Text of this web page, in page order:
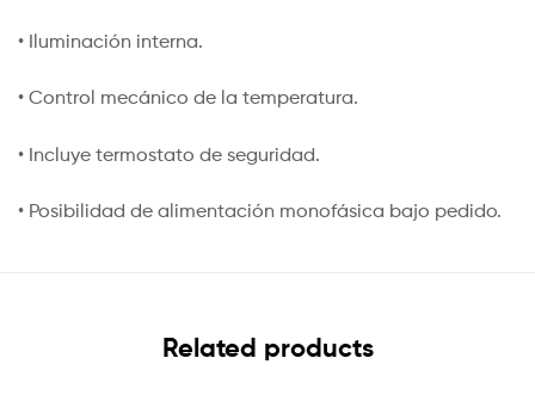
• Iluminación interna.
• Control mecánico de la temperatura.
• Incluye termostato de seguridad.
• Posibilidad de alimentación monofásica bajo pedido.
Related products